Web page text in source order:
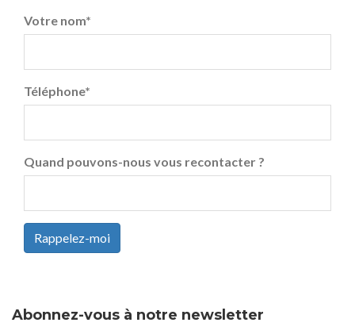
Votre nom*
Téléphone*
Quand pouvons-nous vous recontacter ?
Rappelez-moi
Abonnez-vous à notre newsletter